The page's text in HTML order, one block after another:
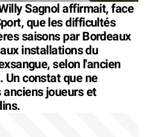
Sagnol affirmait, face
que les difficultés
saisons par Bordeaux
installations du
selon l'ancien
Un constat que ne
joueurs et